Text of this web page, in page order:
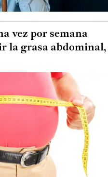
vez por semana
la grasa abdominal,